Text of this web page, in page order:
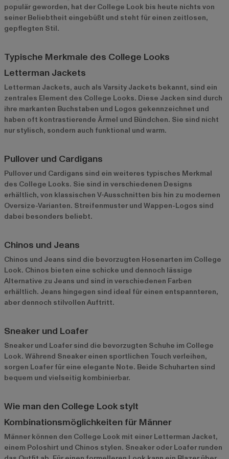
populär geworden, hat der College Look bis heute nichts von
seiner Beliebtheit eingebüßt und steht für einen zeitlosen,
gepflegten Stil.
Typische Merkmale des College Looks
Letterman Jackets
Letterman Jackets, auch als Varsity Jackets bekannt, sind ein
zentrales Element des College Looks. Diese Jacken sind durch
ihre markanten Buchstaben und Logos gekennzeichnet und
haben oft kontrastierende Ärmel und Bündchen. Sie sind nicht
nur stylisch, sondern auch funktional und warm.
Pullover und Cardigans
Pullover und Cardigans sind ein weiteres typisches Merkmal
des College Looks. Sie sind in verschiedenen Designs
erhältlich, von klassischen V-Ausschnitten bis hin zu modernen
Oversize-Varianten. Streifenmuster und Wappen-Logos sind
dabei besonders beliebt.
Chinos und Jeans
Chinos und Jeans sind die bevorzugten Hosenarten im College
Look. Chinos bieten eine schicke und dennoch lässige
Alternative zu Jeans und sind in verschiedenen Farben
erhältlich. Jeans hingegen sind ideal für einen entspannteren,
aber dennoch stilvollen Auftritt.
Sneaker und Loafer
Sneaker und Loafer sind die bevorzugten Schuhe im College
Look. Während Sneaker einen sportlichen Touch verleihen,
sorgen Loafer für eine elegante Note. Beide Schuharten sind
bequem und vielseitig kombinierbar.
Wie man den College Look stylt
Kombinationsmöglichkeiten für Männer
Männer können den College Look mit einer Letterman Jacket,
einem Poloshirt und Chinos stylen. Sneaker oder Loafer runden